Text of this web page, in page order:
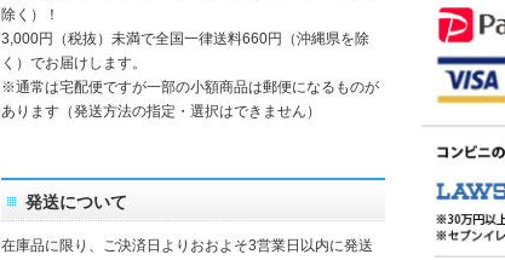
除く）！
3,000円（税抜）未満で全国一律送料660円（沖縄県を除
く）でお届けします。
※通常は宅配便ですが一部の小額商品は郵便になるものが
あります（発送方法の指定・選択はできません）
発送について
在庫品に限り、ご決済日よりおおよそ3営業日以内に発送